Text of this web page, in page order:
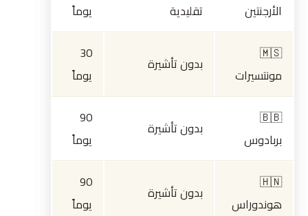
الأرجنتين
تقليدية
يوماً
🇲🇸
مونتسيرات
بدون تأشيرة
30
يوماً
🇧🇧
بربادوس
بدون تأشيرة
90
يوماً
🇭🇳
هوندوراس
بدون تأشيرة
90
يوماً